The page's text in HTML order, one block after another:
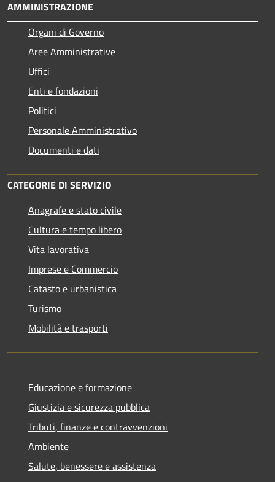
AMMINISTRAZIONE
Organi di Governo
Aree Amministrative
Uffici
Enti e fondazioni
Politici
Personale Amministrativo
Documenti e dati
CATEGORIE DI SERVIZIO
Anagrafe e stato civile
Cultura e tempo libero
Vita lavorativa
Imprese e Commercio
Catasto e urbanistica
Turismo
Mobilità e trasporti
Educazione e formazione
Giustizia e sicurezza pubblica
Tributi, finanze e contravvenzioni
Ambiente
Salute, benessere e assistenza